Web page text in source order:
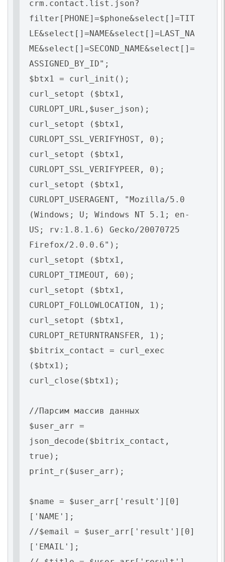
crm.contact.list.json?
filter[PHONE]=$phone&select[]=TIT
LE&select[]=NAME&select[]=LAST_NA
ME&select[]=SECOND_NAME&select[]=
ASSIGNED_BY_ID";
$btx1 = curl_init();
curl_setopt ($btx1,
CURLOPT_URL,$user_json);
curl_setopt ($btx1,
CURLOPT_SSL_VERIFYHOST, 0);
curl_setopt ($btx1,
CURLOPT_SSL_VERIFYPEER, 0);
curl_setopt ($btx1,
CURLOPT_USERAGENT, "Mozilla/5.0
(Windows; U; Windows NT 5.1; en-
US; rv:1.8.1.6) Gecko/20070725
Firefox/2.0.0.6");
curl_setopt ($btx1,
CURLOPT_TIMEOUT, 60);
curl_setopt ($btx1,
CURLOPT_FOLLOWLOCATION, 1);
curl_setopt ($btx1,
CURLOPT_RETURNTRANSFER, 1);
$bitrix_contact = curl_exec
($btx1);
curl_close($btx1);
//Парсим массив данных
$user_arr =
json_decode($bitrix_contact,
true);
print_r($user_arr);
$name = $user_arr['result'][0]
['NAME'];
//$email = $user_arr['result'][0]
['EMAIL'];